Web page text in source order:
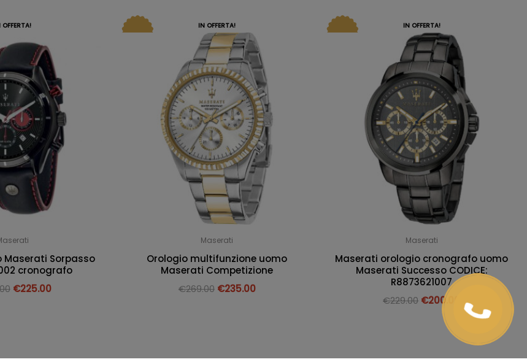
OFFERTA!
Maserati Sorpasso
cronografo
€225.00
IN OFFERTA!
Maserati
Orologio multifunzione uomo
Maserati Competizione
€269.00 €235.00
IN OFFERTA!
Maserati
Maserati orologio cronografo uomo
Maserati Successo CODICE:
R8873621007
€229.00 €200.00